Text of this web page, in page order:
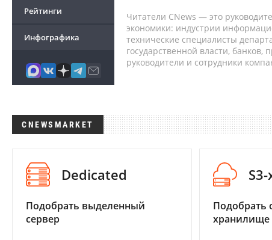
Рейтинги
Инфографика
Читатели CNews — это
экономики: индустрии
технические специалисты
государственной власти,
руководители и сотрудники
CNEWSMARKET
Dedicated
Подобрать выделенный
сервер
Подобрать
хранилище